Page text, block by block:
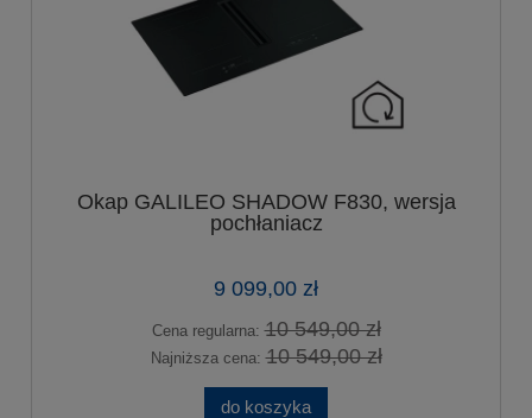
Okap GALILEO SHADOW F830, wersja
pochłaniacz
9 099,00 zł
Cena regularna:10 549,00 zł
Najniższa cena:10 549,00 zł
do koszyka